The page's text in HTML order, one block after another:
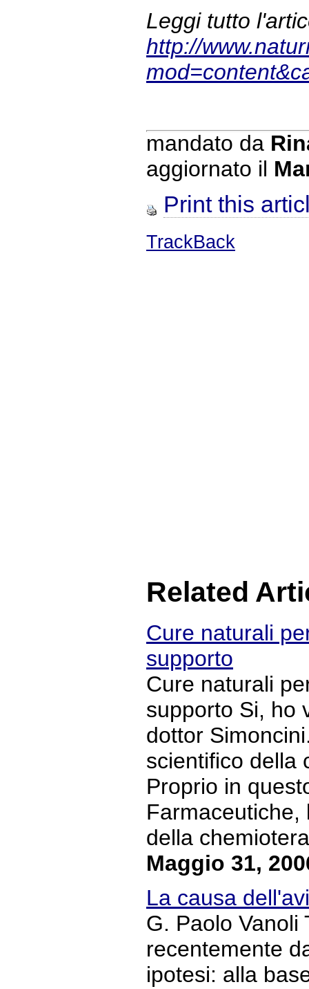
Leggi tutto
http://
mandato da
aggiornato il
Print this
TrackBack
Related
Cure naturali
supporto
Cure naturali
supporto Si, ho
dottor
scientifico della
Proprio in
Farmaceutiche,
della
Maggio 31,
La causa
G. Paolo Vanoli
recentemente
ipotesi: alla